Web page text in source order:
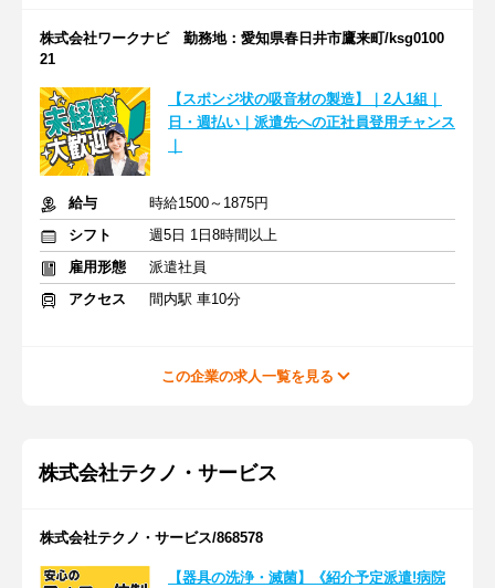
株式会社ワークナビ 勤務地：愛知県春日井市鷹来町/ksg0100
21
【スポンジ状の吸音材の製造】｜2人1組｜
日・週払い｜派遣先への正社員登用チャンス
給与
時給1500～1875円
シフト
週5日 1日8時間以上
雇用形態
派遣社員
アクセス
間内駅 車10分
この企業の求人一覧を見る
株式会社テクノ・サービス
株式会社テクノ・サービス/868578
【器具の洗浄・滅菌】《紹介予定派遣!病院